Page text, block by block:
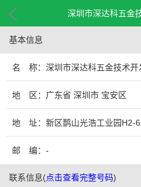
深圳市深达科五金
基本信息
名 称：深圳市深达科五金技术开
地 区：广东省 深圳市 宝安区
地 址：新区鹊山光浩工业园H2-
邮 编：-
联系信息(点击查看完整号码)